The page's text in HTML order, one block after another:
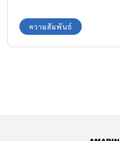
เอาใส่ใจความสัมพันธ์